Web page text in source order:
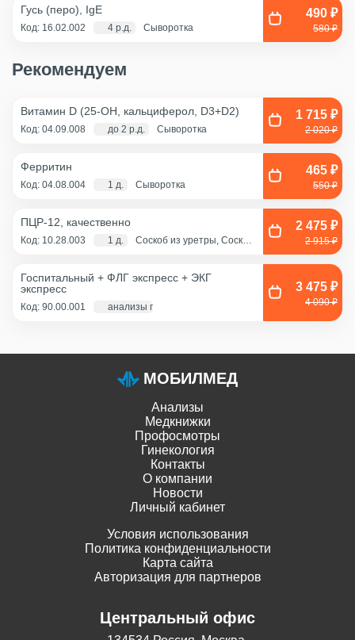
Гусь (перо), IgE
Код: 16.02.002 4 р.д. Сыворотка
490 ₽
580 ₽
Рекомендуем
Витамин D (25-OH, кальциферол, D3+D2)
Код: 04.09.008 до 2 р.д. Сыворотка
1 715 ₽
2 020 ₽
Ферритин
Код: 04.08.004 1 д. Сыворотка
465 ₽
550 ₽
ПЦР-12, качественно
Код: 10.28.003 1 д.
Соскоб из уретры, Соскоб
канал+влагалище),
2 475 ₽
2 915 ₽
Госпитальный + ФЛГ экспресс + ЭКГ
экспресс
Код: 90.00.001 анализы по крови - 1 д., экг и флг - 1 час
3 475 ₽
4 090 ₽
МОБИЛМЕД
Анализы
Медкнижки
Профосмотры
Гинекология
Контакты
О компании
Новости
Личный кабинет
Условия использования
Политика конфиденциальности
Карта сайта
Авторизация для партнеров
Центральный офис